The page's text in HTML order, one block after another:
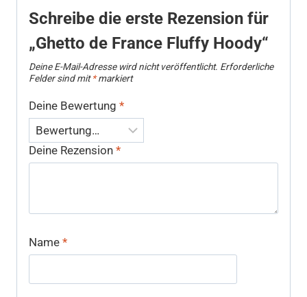
Schreibe die erste Rezension für
„Ghetto de France Fluffy Hoody“
Deine E-Mail-Adresse wird nicht veröffentlicht. Erforderliche
Felder sind mit*markiert
Deine Bewertung *
Deine Rezension *
Name *